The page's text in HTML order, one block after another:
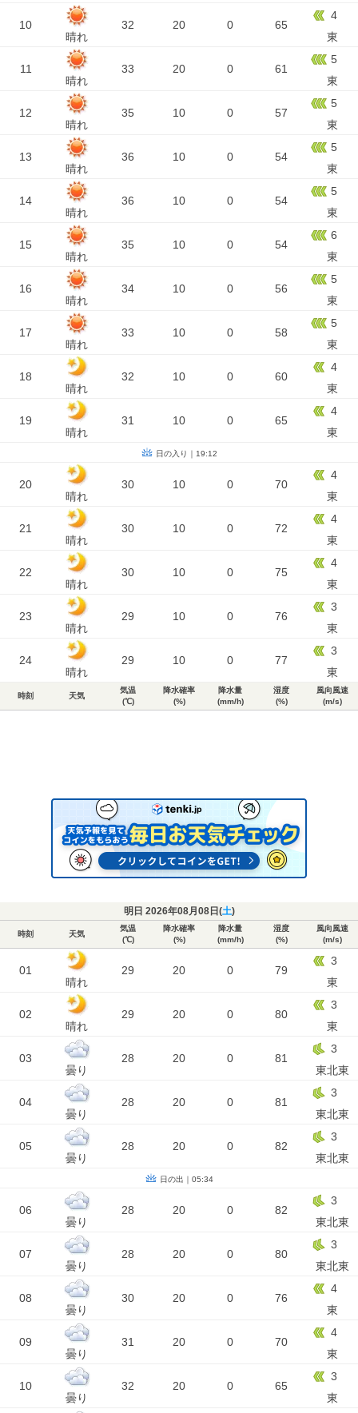
10
晴れ
32 20 0 65
4
東
11
晴れ
33 20 0 61
5
東
12
晴れ
35 10 0 57
5
東
13
晴れ
36 10 0 54
5
東
14
晴れ
36 10 0 54
5
東
15
晴れ
35 10 0 54
6
東
16
晴れ
34 10 0 56
5
東
17
晴れ
33 10 0 58
5
東
18
晴れ
32 10 0 60
4
東
19
晴れ
31 10 0 65
4
東
日の入り｜19:12
20
晴れ
30 10 0 70
4
東
21
晴れ
30 10 0 72
4
東
22
晴れ
30 10 0 75
4
東
23
晴れ
29 10 0 76
3
東
24
晴れ
29 10 0 77
3
東
時刻 天気
気温
(℃)
降水確率
(%)
降水量
(mm/h)
湿度
(%)
風向風速
(m/s)
明日 2026年08月08日(土)
時刻 天気
気温
(℃)
降水確率
(%)
降水量
(mm/h)
湿度
(%)
風向風速
(m/s)
01
晴れ
29 20 0 79
3
東
02
晴れ
29 20 0 80
3
東
03
曇り
28 20 0 81
3
東北東
04
曇り
28 20 0 81
3
東北東
05
曇り
28 20 0 82
3
東北東
日の出｜05:34
06
曇り
28 20 0 82
3
東北東
07
曇り
28 20 0 80
3
東北東
08
曇り
30 20 0 76
4
東
09
曇り
31 20 0 70
4
東
10
曇り
32 20 0 65
3
東